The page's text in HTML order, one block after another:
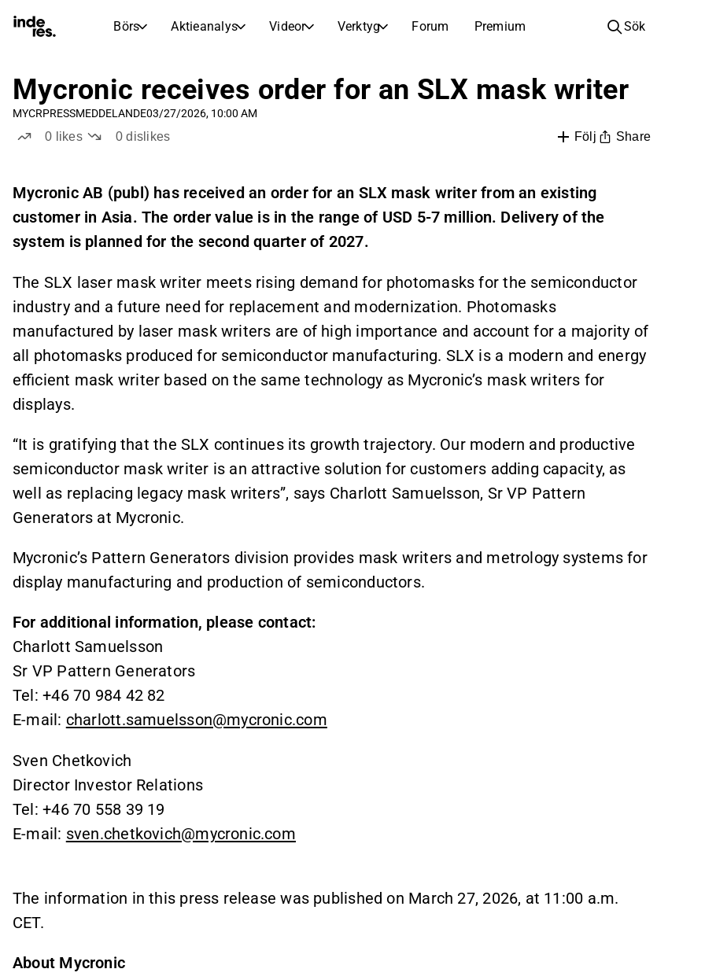
Börs Aktieanalys Videor Verktyg Forum Premium
Börs
Börskalender
Kommande resultat, noteringar och företagshändelser
Utdelningskalender
Bolag
Börsnoteringar
Nya noteringar och kommande börsintroduktioner
Aktieanalys
Portfölj
Inderes modellportfölj
Femme
Analysskola
Portföljinnehavare
Investeringskunskap för alla nivåer, från första stegen till avancerade portföljstrategier.
inderesTV
Videohub för aktieanalys, forskning och expertkommentarer
Transkriptioner
Aktiejämförelse
Jämför nyckeltal och utveckling för flera aktier
Earnings Season
Följ köp- och säljaktivitet hos företagsinsiders
Ställ frågor och få AI-drivna investeringsinsikter direkt
Compound Interest Calculator
Sök
Mycronic receives order for an SLX mask writer
MYCRPRESSMEDDELANDE03/27/2026, 10:00 AM
0 likes 0dislikes Följ Share
Mycronic AB (publ) has received an order for an SLX mask writer from an existing
customer in Asia. The order value is in the range of USD 5-7 million. Delivery of the
system is planned for the second quarter of 2027.
The SLX laser mask writer meets rising demand for photomasks for the semiconductor
industry and a future need for replacement and modernization. Photomasks
manufactured by laser mask writers are of high importance and account for a majority of
all photomasks produced for semiconductor manufacturing. SLX is a modern and energy
efficient mask writer based on the same technology as Mycronic’s mask writers for
displays.
“It is gratifying that the SLX continues its growth trajectory. Our modern and productive
semiconductor mask writer is an attractive solution for customers adding capacity, as
well as replacing legacy mask writers”, says Charlott Samuelsson, Sr VP Pattern
Generators at Mycronic.
Mycronic’s Pattern Generators division provides mask writers and metrology systems for
display manufacturing and production of semiconductors.
For additional information, please contact:
Charlott Samuelsson
Sr VP Pattern Generators
Tel: +46 70 984 42 82
E-mail: charlott.samuelsson@mycronic.com
Sven Chetkovich
Director Investor Relations
Tel: +46 70 558 39 19
E-mail: sven.chetkovich@mycronic.com
The information in this press release was published on March 27, 2026, at 11:00 a.m.
CET.
About Mycronic